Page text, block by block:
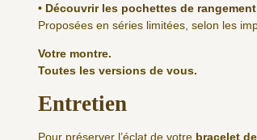
• Découvrir les pochettes de rangement
Proposées en séries limitées, selon les
Votre montre.
Toutes les versions de vous.
Entretien
Pour préserver l’éclat de votre bracelet